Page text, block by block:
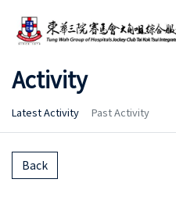
Activity
Latest Activity Past Activity
Back